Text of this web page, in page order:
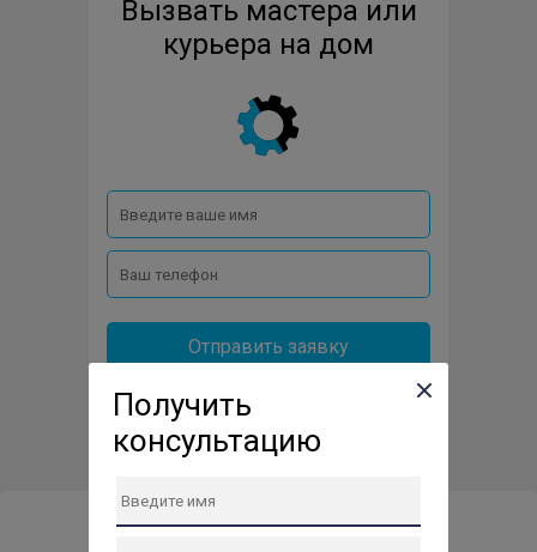
Вызвать мастера или
курьера на дом
Отправить заявку
Получить
консультацию